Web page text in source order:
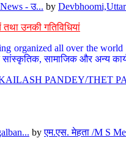
- उ... by
उनकी गतिविधियां
organized all over the
सांस्कृतिक, सामाजिक और अन्य
PANDEY/THET
byएम.एस. मेहता /M S